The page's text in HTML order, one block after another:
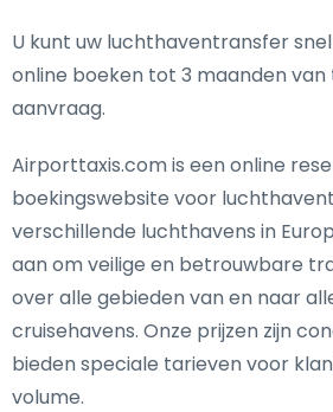
U kunt uw luchthaventransfer
online boeken tot 3 maanden
aanvraag.
Airporttaxis.com is een online
boekingswebsite voor
verschillende luchthavens in
aan om veilige en betrouwbare
over alle gebieden van en naar
cruisehavens. Onze prijzen zijn
bieden speciale tarieven voor
volume.